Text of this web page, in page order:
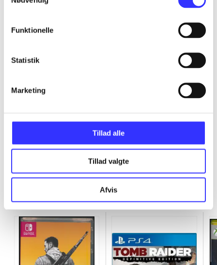
Funktionelle
Statistik
Marketing
Tillad alle
Tillad valgte
Afvis
...
...
...